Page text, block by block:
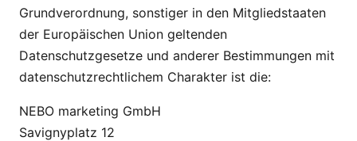
Grundverordnung, sonstiger in den Mitgliedstaaten
der Europäischen Union geltenden
Datenschutzgesetze und anderer Bestimmungen mit
datenschutzrechtlichem Charakter ist die:
NEBO marketing GmbH
Savignyplatz 12